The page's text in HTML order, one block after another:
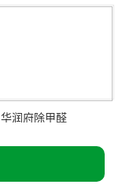
华润府除甲醛